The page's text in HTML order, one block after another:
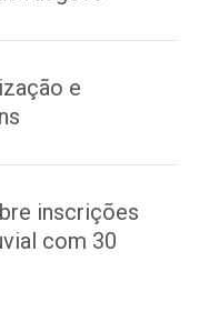
e
inscrições
com 30